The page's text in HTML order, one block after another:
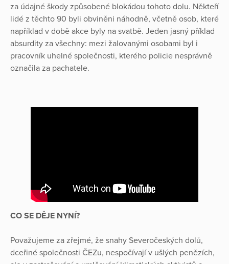
za údajné škody způsobené blokádou tohoto dolu. Někteří
lidé z těchto 90 byli obviněni náhodně, včetně osob, které
například v době akce byly na svatbě. Jeden jasný příklad
absurdity za všechny: mezi žalovanými osobami byl i
pracovník uhelné společnosti, kterého policie nesprávně
označila za pachatele.
CO SE DĚJE NYNÍ?
Považujeme za zřejmé, že snahy Severočeských dolů,
dceřiné společnosti ČEZu, nespočívají v ušlých penězích,